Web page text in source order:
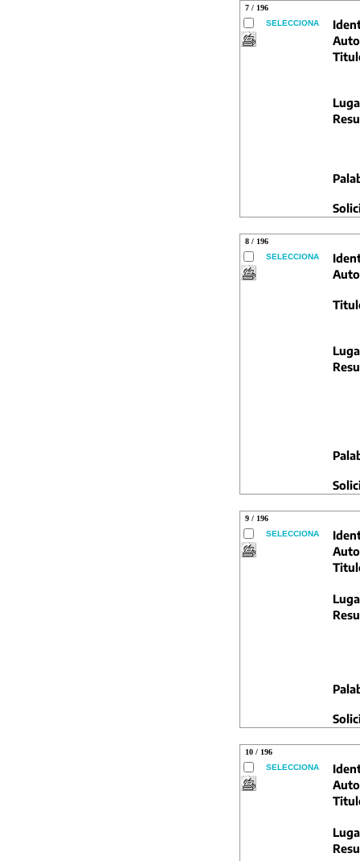
7 / 196
SELECCIONA
8 / 196
SELECCIONA
9 / 196
SELECCIONA
10 / 196
SELECCIONA